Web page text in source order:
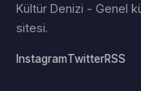
Kültür Denizi - Genel
sitesi.
InstagramTwitterRSS